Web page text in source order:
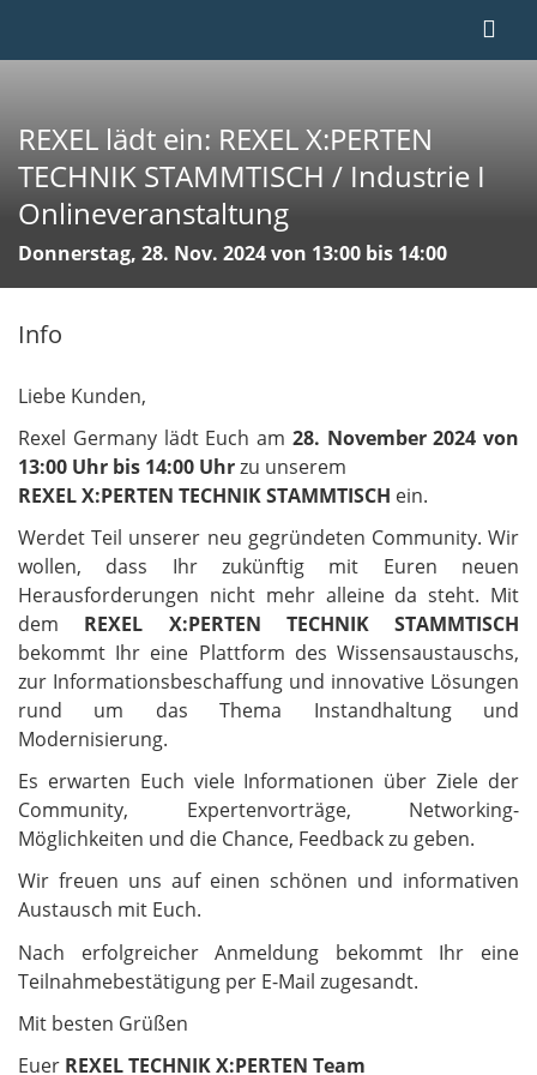
REXEL lädt ein: REXEL X:PERTEN
TECHNIK STAMMTISCH / Industrie I
Onlineveranstaltung
Donnerstag, 28. Nov. 2024 von 13:00 bis 14:00
Info
Liebe Kunden,
Rexel Germany lädt Euch am 28. November 2024 von
13:00 Uhr bis 14:00 Uhrzu unserem
REXEL X:PERTEN TECHNIK STAMMTISCH ein.
Werdet Teil unserer neu gegründeten Community. Wir
wollen, dass Ihr zukünftig mit Euren neuen
Herausforderungen nicht mehr alleine da steht. Mit
dem REXEL X:PERTEN TECHNIK STAMMTISCH
bekommt Ihr eine Plattform des Wissensaustauschs,
zur Informationsbeschaffung und innovative Lösungen
rund um das Thema Instandhaltung und
Modernisierung.
Es erwarten Euch viele Informationen über Ziele der
Community, Expertenvorträge, Networking-
Möglichkeiten und die Chance, Feedback zu geben.
Wir freuen uns auf einen schönen und informativen
Austausch mit Euch.
Nach erfolgreicher Anmeldung bekommt Ihr eine
Teilnahmebestätigung per E-Mail zugesandt.
Mit besten Grüßen
Euer REXEL TECHNIK X:PERTEN Team